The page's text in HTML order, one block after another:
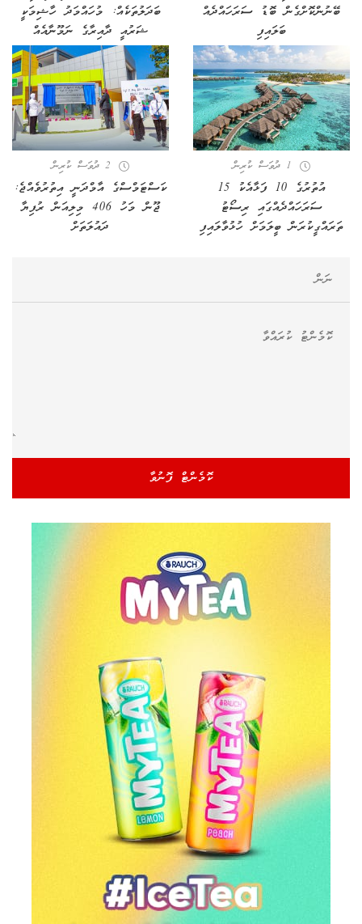
ބޭނުންކޮށްގެން ބޮޑު ސަރަހައްދެއް
ބަލައިފި
ބަދަލުތަކެއް: މުހައްމަދު ހާޝިމަކީ
ޝަރުއީ ދާއިރާގެ ނަމޫނާއެއް
1 ދުވަސް ކުރިން
އުތުރުގެ 10 ފަޅާއެކު 15
ސަރަހައްދެއްގައި ރިސޯޓު
ތަރައްގީކުރަން ބީލަމަށް ހުޅުވާލައިފި
2 ދުވަސް ކުރިން
ކަސްޓަމްސްގެ އާމްދަނީ އިތުރުވެއްޖެ:
ޖޫން މަހު 406 މިލިއަން ރުފިޔާ
ދައުލަތަށް